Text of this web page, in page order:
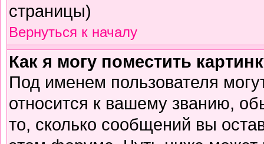
страницы)
Вернуться к началу
Как я могу поместить
Под именем пользователя
относится к вашему званию,
то, сколько сообщений вы